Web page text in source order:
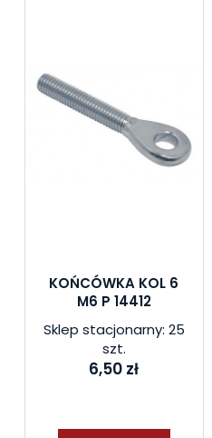
KOŃCÓWKA KOL 6
M6 P 14412
Sklep stacjonarny: 25
szt.
6,50 zł